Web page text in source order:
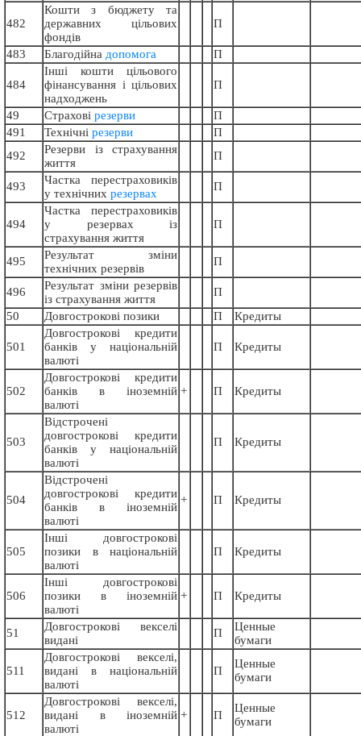
482
Кошти з бюджету та
державних цільових
фондів
П
483 Благодійна допомога П
484
Інші кошти цільового
фінансування і цільових
надходжень
П
49 Страхові резерви
П
491
Технiчнi резерви
П
492
Резерви iз страхування
життя
П
493
Частка перестраховиків
у технiчних резервах
П
494
Частка перестраховиків
у резервах iз
страхування життя
П
495
Результат змiни
технiчних резервiв
П
496
Результат змiни резервiв
iз страхування життя
П
50
Довгострокові позики П Кредиты
501
Довгострокові кредити
банків у національній
валюті
П Кредиты
502
Довгострокові кредити
банків в іноземній
валюті
+ П Кредиты
503
Відстрочені
довгострокові кредити
банків у національній
валюті
П Кредиты
504
Відстрочені
довгострокові кредити
банків в іноземній
валюті
+ П Кредиты
505
Інші довгострокові
позики в національній
валюті
П Кредиты
506
Інші довгострокові
позики в іноземній
валюті
+ П Кредиты
51
Довгострокові векселі
видані
П
Ценные
бумаги
511
Довгострокові векселі,
видані в національній
валюті
П
Ценные
бумаги
512
Довгострокові векселі,
видані в іноземній
валюті
+ П
Ценные
бумаги